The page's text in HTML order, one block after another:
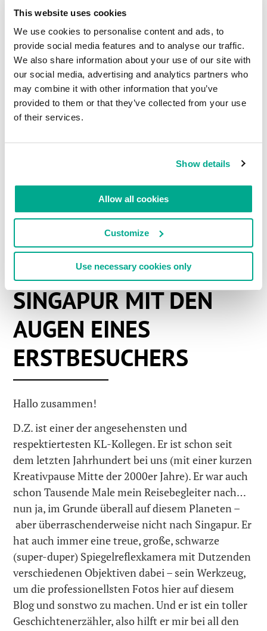
This website uses cookies
We use cookies to personalise content and ads, to
provide social media features and to analyse our traffic.
We also share information about your use of our site with
our social media, advertising and analytics partners who
may combine it with other information that you’ve
provided to them or that they’ve collected from your use
of their services.
Show details
Allow all cookies
Customize
Use necessary cookies only
Read on: ENTSPANN DICH, JAPAN.
Kommentare lesen 0
SINGAPUR MIT DEN
AUGEN EINES
ERSTBESUCHERS
Hallo zusammen!
D.Z. ist einer der angesehensten und
respektiertesten KL-Kollegen. Er ist schon seit
dem letzten Jahrhundert bei uns (mit einer kurzen
Kreativpause Mitte der 2000er Jahre). Er war auch
schon Tausende Male mein Reisebegleiter nach…
nun ja, im Grunde überall auf diesem Planeten –
aber überraschenderweise nicht nach Singapur. Er
hat auch immer eine treue, große, schwarze
(super-duper) Spiegelreflexkamera mit Dutzenden
verschiedenen Objektiven dabei – sein Werkzeug,
um die professionellsten Fotos hier auf diesem
Blog und sonstwo zu machen. Und er ist ein toller
Geschichtenerzähler, also hilft er mir bei all den